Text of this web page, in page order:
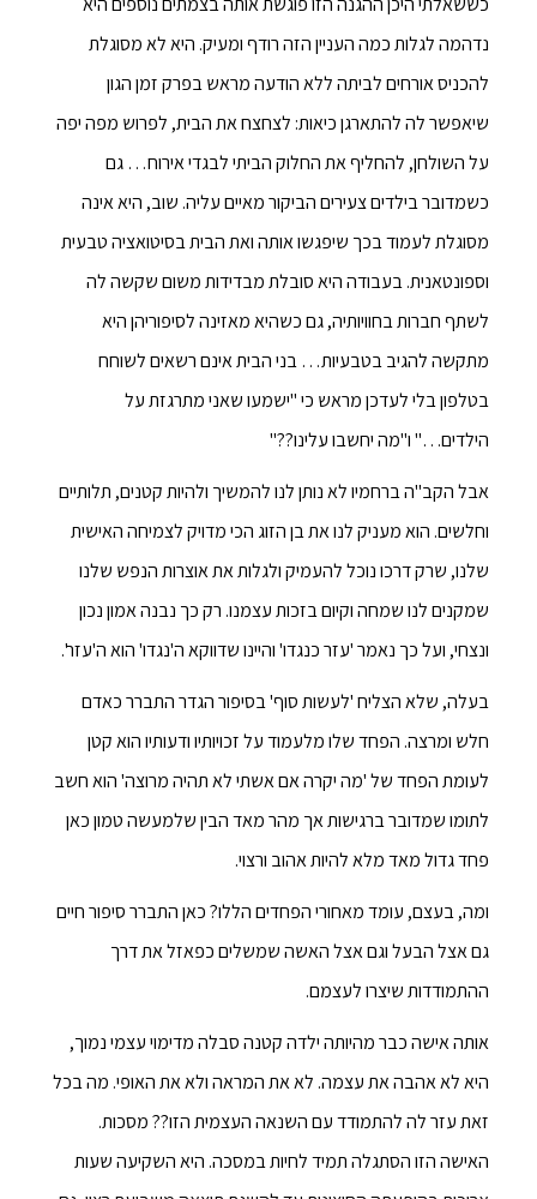
נדהמה לגלות כמה העניין הזה רודף ומעיק. היא לא מסוגלת
להכניס אורחים לביתה ללא הודעה מראש בפרק זמן הגון
שיאפשר לה להתארגן כיאות: לצחצח את הבית, לפרוש מפה יפה
על השולחן, להחליף את החלוק הביתי לבגדי אירוח… גם
כשמדובר בילדים צעירים הביקור מאיים עליה. שוב, היא אינה
מסוגלת לעמוד בכך שיפגשו אותה ואת הבית בסיטואציה טבעית
וספונטאנית. בעבודה היא סובלת מבדידות משום שקשה לה
לשתף חברות בחוויותיה, גם כשהיא מאזינה לסיפוריהן היא
מתקשה להגיב בטבעיות… בני הבית אינם רשאים לשוחח
בטלפון בלי לעדכן מראש כי "ישמעו שאני מתרגזת על
הילדים…" ו"מה יחשבו עלינו??"
אבל הקב"ה ברחמיו לא נותן לנו להמשיך ולהיות קטנים, תלותיים
וחלשים. הוא מעניק לנו את בן הזוג הכי מדויק לצמיחה האישית
שלנו, שרק דרכו נוכל להעמיק ולגלות את אוצרות הנפש שלנו
שמקנים לנו שמחה וקיום בזכות עצמנו. רק כך נבנה אמון נכון
ונצחי, ועל כך נאמר 'עזר כנגדו' והיינו שדווקא ה'נגדו' הוא ה'עזר'.
בעלה, שלא הצליח 'לעשות סוף' בסיפור הגדר התברר כאדם
חלש ומרצה. הפחד שלו מלעמוד על זכויותיו ודעותיו הוא קטן
לעומת הפחד של 'מה יקרה אם אשתי לא תהיה מרוצה' הוא חשב
לתומו שמדובר ברגישות אך מהר מאד הבין שלמעשה טמון כאן
פחד גדול מאד מלא להיות אהוב ורצוי.
ומה, בעצם, עומד מאחורי הפחדים הללו? כאן התברר סיפור חיים
גם אצל הבעל וגם אצל האשה שמשלים כפאזל את דרך
ההתמודדות שיצרו לעצמם.
אותה אישה כבר מהיותה ילדה קטנה סבלה מדימוי עצמי נמוך,
היא לא אהבה את עצמה. לא את המראה ולא את האופי. מה בכל
זאת עזר לה להתמודד עם השנאה העצמית הזו?? מסכות.
האישה הזו הסתגלה תמיד לחיות במסכה. היא השקיעה שעות